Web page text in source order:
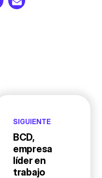
SIGUIENTE
BCD,
empresa
líder en
trabajo